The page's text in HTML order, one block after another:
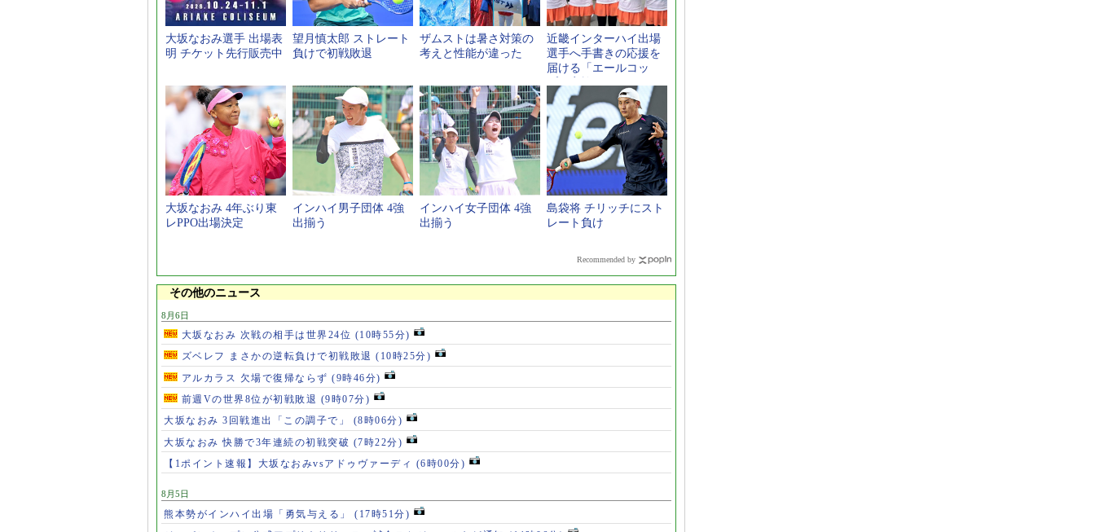
大坂なおみ選手 出場表
明 チケット先行販売中
望月慎太郎 ストレート
負けで初戦敗退
ザムストは暑さ対策の
考えと性能が違った
近畿インターハイ出場
選手へ手書きの応援を
届ける「エールコッ
大坂なおみ 4年ぶり東
レPPO出場決定
インハイ男子団体 4強
出揃う
インハイ女子団体 4強
出揃う
島袋将 チリッチにスト
レート負け
Recommended by
その他のニュース
8月6日
大坂なおみ 次戦の相手は世界24位 (10時55分)
ズベレフ まさかの逆転負けで初戦敗退 (10時25分)
アルカラス 欠場で復帰ならず (9時46分)
前週Vの世界8位が初戦敗退 (9時07分)
大坂なおみ 3回戦進出「この調子で」 (8時06分)
大坂なおみ 快勝で3年連続の初戦突破 (7時22分)
【1ポイント速報】大坂なおみvsアドゥヴァーディ (6時00分)
8月5日
熊本勢がインハイ出場「勇気与える」 (17時51分)